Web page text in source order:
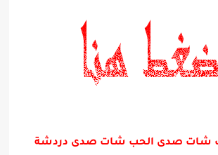
شات صدى الحب شات صدى دردشة